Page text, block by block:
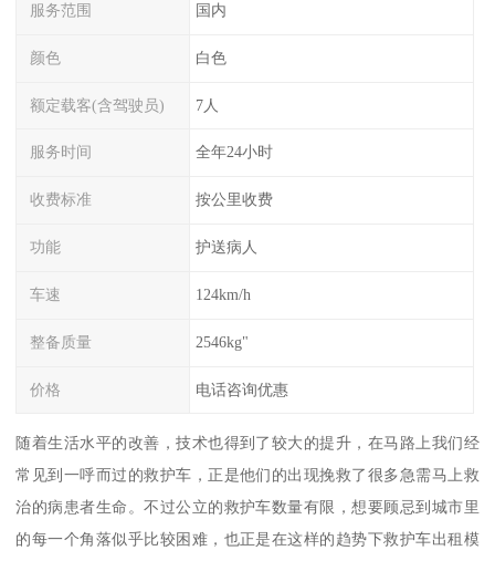
服务范围 国内
颜色 白色
额定载客(含驾驶员) 7人
服务时间 全年24小时
收费标准 按公里收费
功能 护送病人
车速 124km/h
整备质量 2546kg"
价格 电话咨询优惠
随着生活水平的改善，技术也得到了较大的提升，在马路上我们经
常见到一呼而过的救护车，正是他们的出现挽救了很多急需马上救
治的病患者生命。不过公立的救护车数量有限，想要顾忌到城市里
的每一个角落似乎比较困难，也正是在这样的趋势下救护车出租模